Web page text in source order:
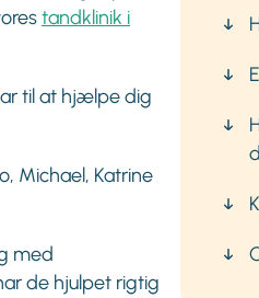
tandklinik i
til at hjælpe dig
Michael, Katrine
med
de hjulpet rigtig